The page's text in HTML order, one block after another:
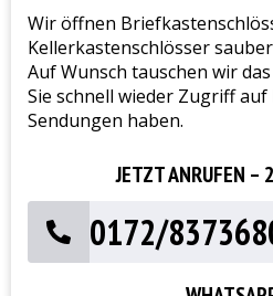
Wir öffnen
Kellerkastenschlösser
Auf Wunsch tauschen wir
Sie schnell wieder Zugriff
Sendungen haben.
JETZT ANRUFEN –
0172/